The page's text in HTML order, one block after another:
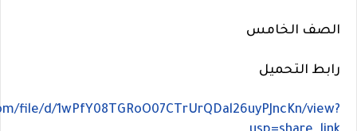
الصف الخامس
رابط التحميل
file/d/1wPfY08TGRoO07CTrUrQDal26uyPJncKn/view?